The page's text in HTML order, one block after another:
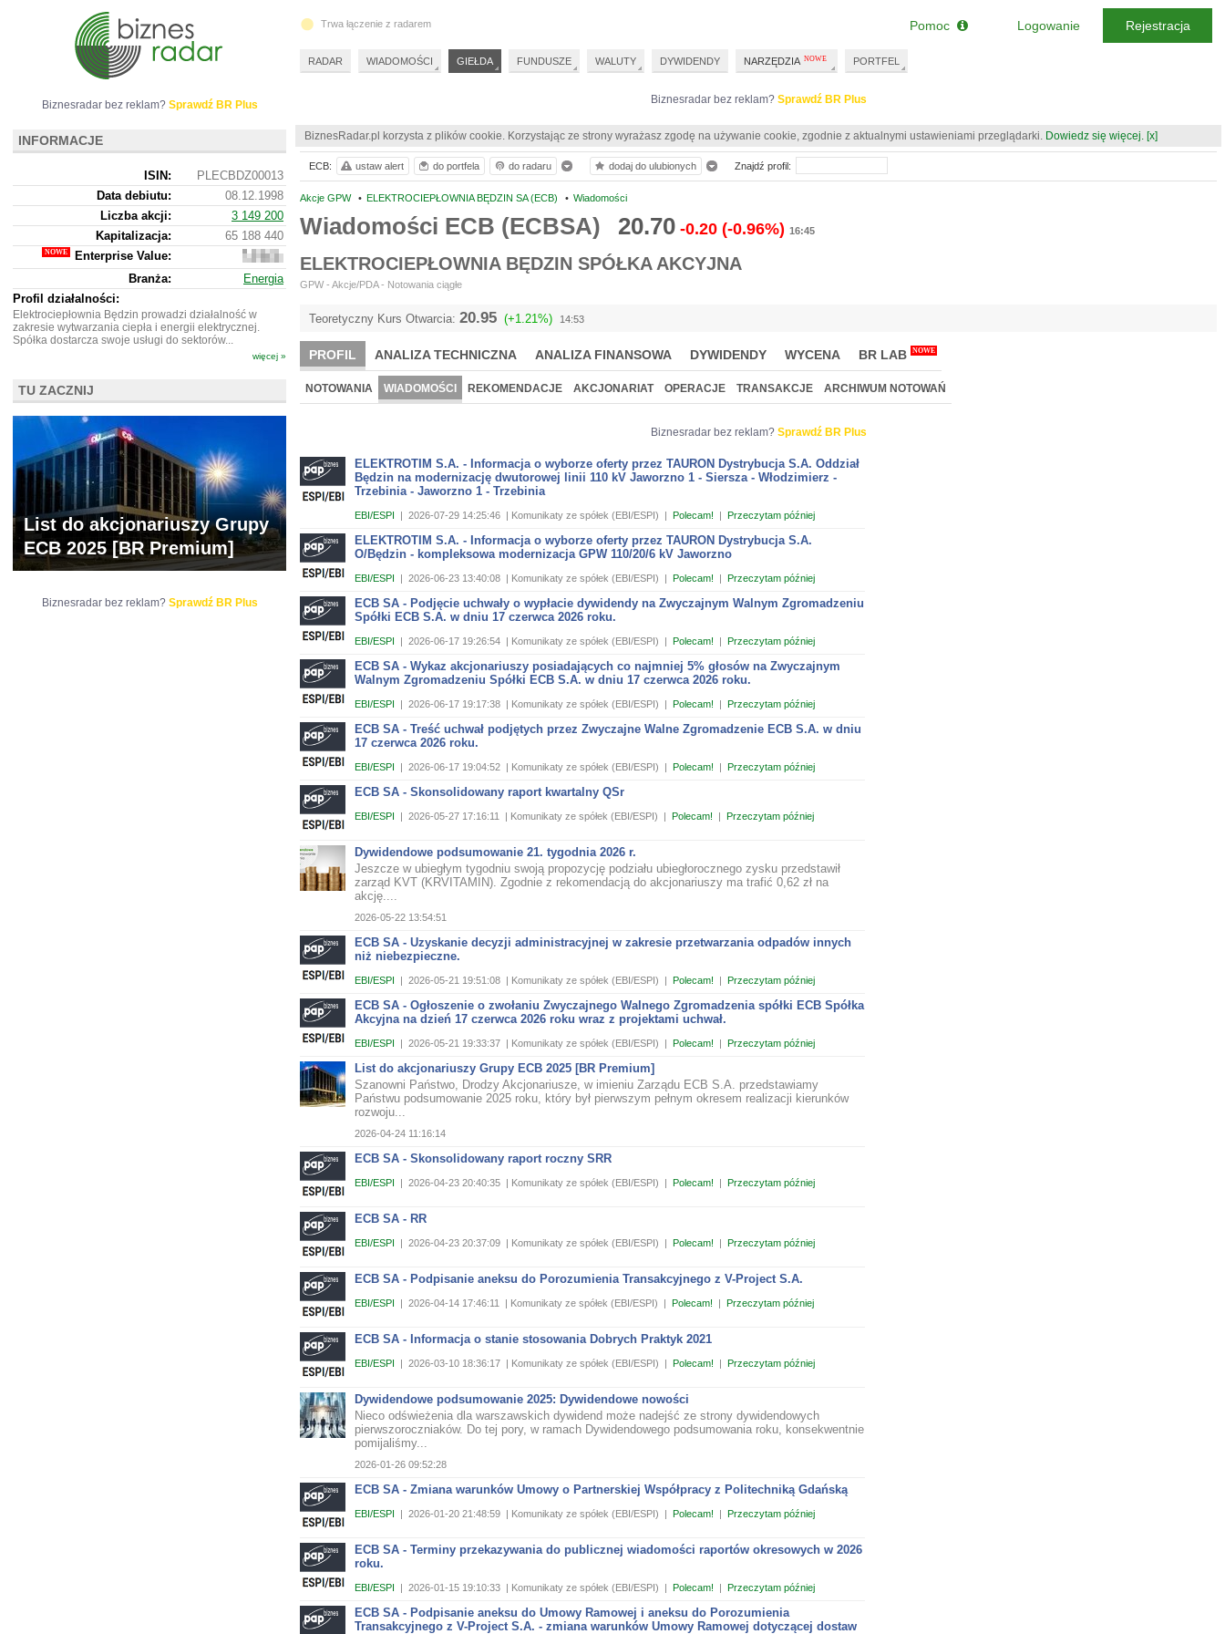
Biznesradar bez reklam? Sprawdź BR Plus
BiznesRadar.pl korzysta z plików cookie. Korzystając ze strony wyrażasz zgodę na używanie cookie, zgodnie z aktualnymi ustawieniami przeglądarki. Dowiedz się więcej. [x]
Akcje GPW • ELEKTROCIEPŁOWNIA BĘDZIN SA (ECB) • Wiadomości
Wiadomości ECB (ECBSA) 20.70 -0.20 (-0.96%) 16:45
ELEKTROCIEPŁOWNIA BĘDZIN SPÓŁKA AKCYJNA
GPW - Akcje/PDA - Notowania ciągłe
Teoretyczny Kurs Otwarcia: 20.95 (+1.21%) 14:53
PROFIL ANALIZA TECHNICZNA ANALIZA FINANSOWA DYWIDENDY WYCENA BR LAB NOWE
NOTOWANIA WIADOMOŚCI REKOMENDACJE AKCJONARIAT OPERACJE TRANSAKCJE ARCHIWUM NOTOWAŃ
Biznesradar bez reklam? Sprawdź BR Plus
ELEKTROTIM S.A. - Informacja o wyborze oferty przez TAURON Dystrybucja S.A. Oddział
Będzin na modernizację dwutorowej linii 110 kV Jaworzno 1 - Siersza - Włodzimierz -
Trzebinia - Jaworzno 1 - Trzebinia
EBI/ESPI | 2026-07-29 14:25:46 | Komunikaty ze spółek (EBI/ESPI) | Polecam! | Przeczytam później
ELEKTROTIM S.A. - Informacja o wyborze oferty przez TAURON Dystrybucja S.A.
O/Będzin - kompleksowa modernizacja GPW 110/20/6 kV Jaworzno
EBI/ESPI | 2026-06-23 13:40:08 | Komunikaty ze spółek (EBI/ESPI) | Polecam! | Przeczytam później
ECB SA - Podjęcie uchwały o wypłacie dywidendy na Zwyczajnym Walnym Zgromadzeniu
Spółki ECB S.A. w dniu 17 czerwca 2026 roku.
EBI/ESPI | 2026-06-17 19:26:54 | Komunikaty ze spółek (EBI/ESPI) | Polecam! | Przeczytam później
ECB SA - Wykaz akcjonariuszy posiadających co najmniej 5% głosów na Zwyczajnym
Walnym Zgromadzeniu Spółki ECB S.A. w dniu 17 czerwca 2026 roku.
EBI/ESPI | 2026-06-17 19:17:38 | Komunikaty ze spółek (EBI/ESPI) | Polecam! | Przeczytam później
ECB SA - Treść uchwał podjętych przez Zwyczajne Walne Zgromadzenie ECB S.A. w dniu
17 czerwca 2026 roku.
EBI/ESPI | 2026-06-17 19:04:52 | Komunikaty ze spółek (EBI/ESPI) | Polecam! | Przeczytam później
ECB SA - Skonsolidowany raport kwartalny QSr
EBI/ESPI | 2026-05-27 17:16:11 | Komunikaty ze spółek (EBI/ESPI) | Polecam! | Przeczytam później
Dywidendowe podsumowanie 21. tygodnia 2026 r.
Jeszcze w ubiegłym tygodniu swoją propozycję podziału ubiegłorocznego zysku przedstawił
zarząd KVT (KRVITAMIN). Zgodnie z rekomendacją do akcjonariuszy ma trafić 0,62 zł na
akcję....
2026-05-22 13:54:51
ECB SA - Uzyskanie decyzji administracyjnej w zakresie przetwarzania odpadów innych
niż niebezpieczne.
EBI/ESPI | 2026-05-21 19:51:08 | Komunikaty ze spółek (EBI/ESPI) | Polecam! | Przeczytam później
ECB SA - Ogłoszenie o zwołaniu Zwyczajnego Walnego Zgromadzenia spółki ECB Spółka
Akcyjna na dzień 17 czerwca 2026 roku wraz z projektami uchwał.
EBI/ESPI | 2026-05-21 19:33:37 | Komunikaty ze spółek (EBI/ESPI) | Polecam! | Przeczytam później
List do akcjonariuszy Grupy ECB 2025 [BR Premium]
Szanowni Państwo, Drodzy Akcjonariusze, w imieniu Zarządu ECB S.A. przedstawiamy
Państwu podsumowanie 2025 roku, który był pierwszym pełnym okresem realizacji kierunków
rozwoju...
2026-04-24 11:16:14
ECB SA - Skonsolidowany raport roczny SRR
EBI/ESPI | 2026-04-23 20:40:35 | Komunikaty ze spółek (EBI/ESPI) | Polecam! | Przeczytam później
ECB SA - RR
EBI/ESPI | 2026-04-23 20:37:09 | Komunikaty ze spółek (EBI/ESPI) | Polecam! | Przeczytam później
ECB SA - Podpisanie aneksu do Porozumienia Transakcyjnego z V-Project S.A.
EBI/ESPI | 2026-04-14 17:46:11 | Komunikaty ze spółek (EBI/ESPI) | Polecam! | Przeczytam później
ECB SA - Informacja o stanie stosowania Dobrych Praktyk 2021
EBI/ESPI | 2026-03-10 18:36:17 | Komunikaty ze spółek (EBI/ESPI) | Polecam! | Przeczytam później
Dywidendowe podsumowanie 2025: Dywidendowe nowości
Nieco odświeżenia dla warszawskich dywidend może nadejść ze strony dywidendowych
pierwszoroczniaków. Do tej pory, w ramach Dywidendowego podsumowania roku, konsekwentnie
pomijaliśmy...
2026-01-26 09:52:28
ECB SA - Zmiana warunków Umowy o Partnerskiej Współpracy z Politechniką Gdańską
EBI/ESPI | 2026-01-20 21:48:59 | Komunikaty ze spółek (EBI/ESPI) | Polecam! | Przeczytam później
ECB SA - Terminy przekazywania do publicznej wiadomości raportów okresowych w 2026
roku.
EBI/ESPI | 2026-01-15 19:10:33 | Komunikaty ze spółek (EBI/ESPI) | Polecam! | Przeczytam później
ECB SA - Podpisanie aneksu do Umowy Ramowej i aneksu do Porozumienia
Transakcyjnego z V-Project S.A. - zmiana warunków Umowy Ramowej dotyczącej dostaw
ECB: ustaw alert do portfela do radaru dodaj do ulubionych Znajdź profil:
Biznesradar bez reklam? Sprawdź BR Plus
INFORMACJE
ISIN:
PLECBDZ00013
Data debiutu:
08.12.1998
Liczba akcji:
3 149 200
Kapitalizacja:
65 188 440
Enterprise Value:
55
099
440
Branża:
Energia
Profil działalności:
Elektrociepłownia Będzin prowadzi działalność w
zakresie wytwarzania ciepła i energii elektrycznej.
Spółka dostarcza swoje usługi do sektorów...
więcej »
TU ZACZNIJ
List do akcjonariuszy Grupy
ECB 2025 [BR Premium]
Biznesradar bez reklam? Sprawdź BR Plus
Trwa łączenie z radarem
RADAR WIADOMOŚCI GIEŁDA FUNDUSZE WALUTY DYWIDENDY NARZĘDZIA PORTFEL
Pomoc Logowanie Rejestracja